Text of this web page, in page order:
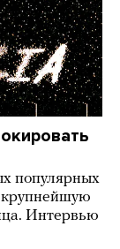
популярных
крупнейшую
Интервью